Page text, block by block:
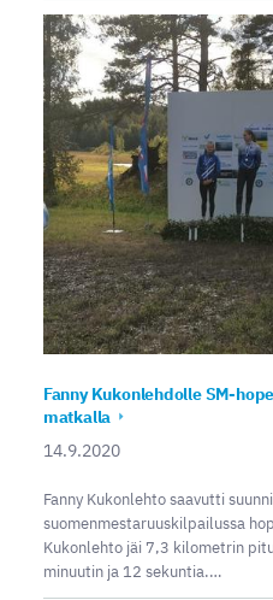
Fanny Kukonlehdolle SM-
matkalla
14.9.2020
Fanny Kukonlehto saavutti
suomenmestaruuskilpailussa
Kukonlehto jäi 7,3 kilometrin
minuutin ja 12 sekuntia.…